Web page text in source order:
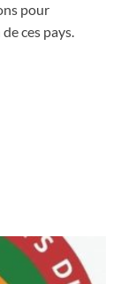
pour
ces pays.